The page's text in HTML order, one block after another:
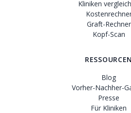
Kliniken
Graft-Rechner
Kopf-Scan
RESSOURCEN
Blog
Vorher-Nachher-
Presse
Für Kliniken